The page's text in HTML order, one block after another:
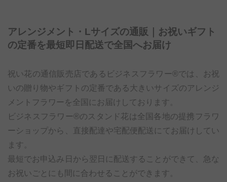
アレンジメント・Lサイズの通販｜お祝いギフト
の定番を最短即日配送で全国へお届け
祝い花の通信販売店であるビジネスフラワー®では、お祝
いの贈り物やギフトの定番である大きいサイズのアレンジ
メントフラワーを全国にお届けしております。
ビジネスフラワー®のスタンド花は全国各地の提携フラワ
ーショップから、直接配達や宅配便配送にてお届けしてい
ます。
最短でお申込み日から翌日に配送することができて、急な
お祝いごとにも間に合わせることができます。